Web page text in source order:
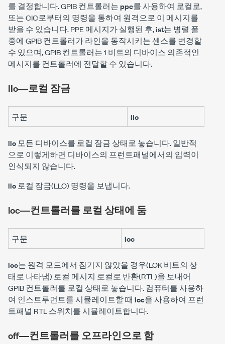
를 결정합니다. GPIB 컨트롤러는ppc를 사용하여 로컬로,
또는 CIC로부터의 명령을 통하여 원격으로 이 메시지를
받을 수 있습니다. PPE 메시지가 실행된 후,ist는 병렬 폴
중에 GPIB 컨트롤러가 라인을 동작시키는 센스를 변경할
수 있으며, GPIB 컨트롤러는 1 비트의 디바이스 의존적인
메시지를 컨트롤러에 전달할 수 있습니다.
IIo―로컬 잠금
구문 llo
llo 모든 디바이스를 로컬 잠금 상태로 놓습니다. 일반적
으로 이렇게하면 디바이스의 프런트패널에서의 입력이
인식되지 않습니다.
llo 로컬 잠금(LLO) 명령을 보냅니다.
loc―컨트롤러를 로컬 상태에 둠
구문 loc
loc는 원격 모드에서 잠기지 않았을 경우(LOK 비트의 상
태로 나타냄) 로컬 메시지 로컬로 반환(RTL)을 보내어
GPIB 컨트롤러를 로컬 상태로 놓습니다. 컴퓨터를 사용하
여 인스트루먼트를 시뮬레이트할 때 loc을 사용하여 프런
트패널 RTL 스위치를 시뮬레이트합니다.
off―컨트롤러를 오프라인으로 함